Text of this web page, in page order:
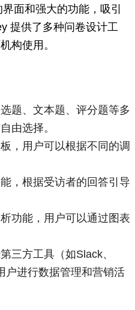
面和强大的功能，吸引
提供了多种问卷设计工
构使用。
题、文本题、评分题等多
由选择。
，用户可以根据不同的调
，根据受访者的回答引导
功能，用户可以通过图表
三方工具（如Slack、
户进行数据管理和营销活